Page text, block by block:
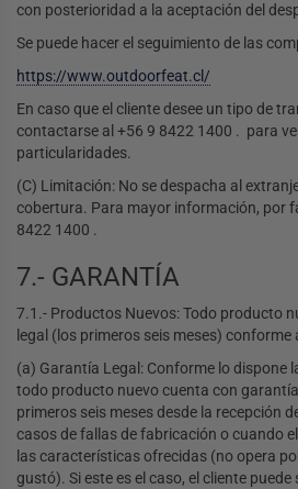
con posterioridad a la aceptación del
Se puede hacer el seguimiento de las
https://www.outdoorfeat.cl/
En caso que el cliente desee un tipo de
contactarse al +56 9 8422 1400 . para
particularidades.
(C) Limitación: No se despacha al
cobertura. Para mayor información, por
8422 1400 .
7.- GARANTÍA
7.1.- Productos Nuevos: Todo producto
legal (los primeros seis meses)
(a) Garantía Legal: Conforme lo dispone
todo producto nuevo cuenta con
primeros seis meses desde la recepción
casos de fallas de fabricación o cuando
las características ofrecidas (no opera
gustó). Si este es el caso, el cliente